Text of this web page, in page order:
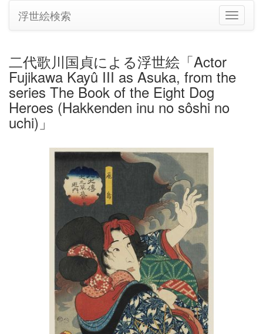
ナ
ビ
ョ
浮世絵検索
二代歌川国貞による浮世絵「Actor
Fujikawa Kayû III as Asuka, from the
series The Book of the Eight Dog
Heroes (Hakkenden inu no sôshi no
uchi)」